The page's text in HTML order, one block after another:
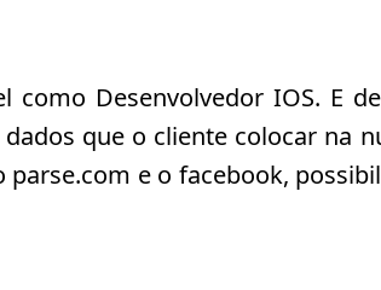
como Desenvolvedor IOS. E
que o cliente colocar na
e o facebook,